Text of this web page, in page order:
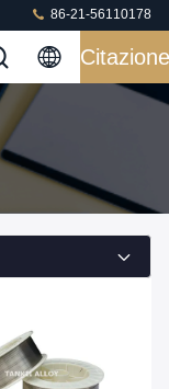
86-21-56110178
Citazione